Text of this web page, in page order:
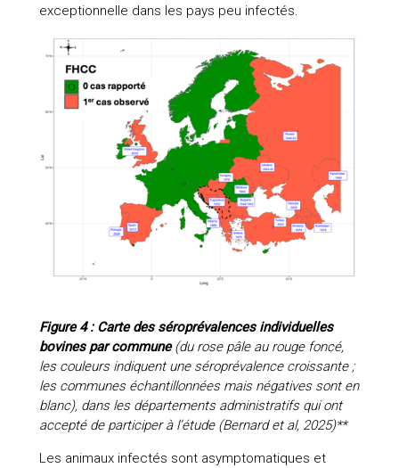
exceptionnelle dans les pays peu infectés.
Figure 4 : Carte des séroprévalences individuelles
bovines par commune(du rose pâle au rouge foncé,
les couleurs indiquent une séroprévalence croissante ;
les communes échantillonnées mais négatives sont en
blanc), dans les départements administratifs qui ont
accepté de participer à l’étude (Bernard et al, 2025)**
Les animaux infectés sont asymptomatiques et